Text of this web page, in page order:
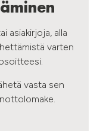
asiakirjoja, alla
varten
vasta sen